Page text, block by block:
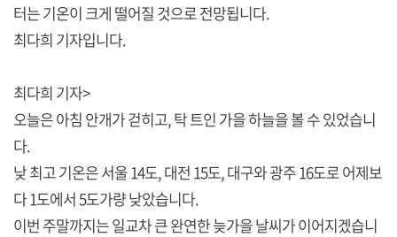
터는 기온이 크게 떨어질 것으로 전망됩니다.
최다희 기자입니다.
최다희 기자>
오늘은 아침 안개가 걷히고, 탁 트인 가을 하늘을 볼 수 있었습니
다.
낮 최고 기온은 서울 14도, 대전 15도, 대구와 광주 16도로 어제보
다 1도에서 5도가량 낮았습니다.
이번 주말까지는 일교차 큰 완연한 늦가을 날씨가 이어지겠습니